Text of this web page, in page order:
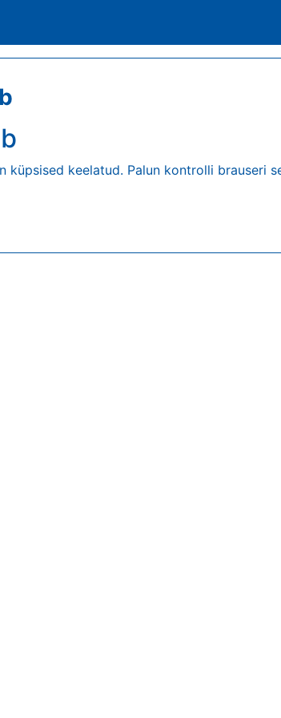
küpsised keelatud. Palun kontrolli brauseri